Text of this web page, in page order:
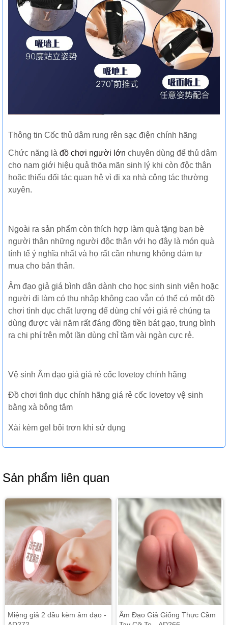
Thông tin Cốc thủ dâm rung rên sạc điện chính hãng
Chức năng là đồ chơi người lớn chuyên dùng để thủ dâm
cho nam giới hiệu quả thõa mãn sinh lý khi còn độc thân
hoặc thiếu đối tác quan hệ vì đi xa nhà công tác thường
xuyên.
Ngoài ra sản phẩm còn thích hợp làm quà tặng bạn bè
người thân những người độc thân với họ đây là món quà
tính tế ý nghĩa nhất và họ rất cần nhưng không dám tự
mua cho bản thân.
Âm đạo giả giá bình dân dành cho học sinh sinh viên hoặc
người đi làm có thu nhập không cao vẫn có thể có một đồ
chơi tình dục chất lượng để dùng chỉ với giá rẻ chúng ta
dùng được vài năm rất đáng đồng tiền bát gạo, trung bình
ra chi phí trên một lần dùng chỉ tầm vài ngàn cực rẻ.
Vệ sinh Âm đạo giả giá rẻ cốc lovetoy chính hãng
Đồ chơi tình dục chính hãng giá rẻ cốc lovetoy vệ sinh
bằng xà bông tắm
Xài kèm gel bôi trơn khi sử dụng
Sản phẩm liên quan
Miệng giả 2 đầu kèm âm đạo -
Âm Đạo Giả Giống Thực Cầm